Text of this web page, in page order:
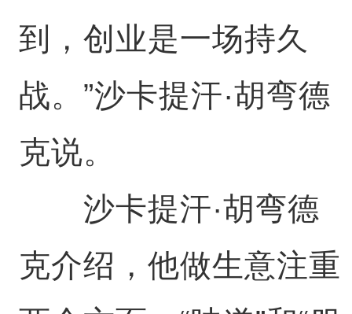
到，创业是一场持久
战。”沙卡提汗·胡弯德
克说。
沙卡提汗·胡弯德
克介绍，他做生意注重